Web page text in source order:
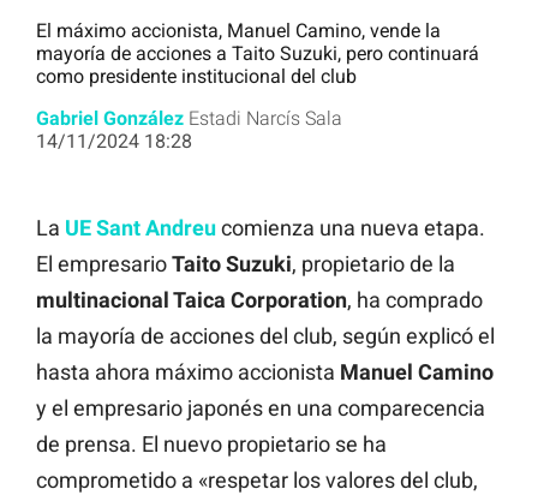
El máximo accionista, Manuel Camino, vende la
mayoría de acciones a Taito Suzuki, pero continuará
como presidente institucional del club
Gabriel González Estadi Narcís Sala
14/11/2024 18:28
La UE Sant Andreucomienza una nueva etapa.
El empresarioTaito Suzuki, propietario de la
multinacional Taica Corporation, ha comprado
la mayoría de acciones del club, según explicó el
hasta ahora máximo accionista Manuel Camino
y el empresario japonés en una comparecencia
de prensa. El nuevo propietario se ha
comprometido a «respetar los valores del club,